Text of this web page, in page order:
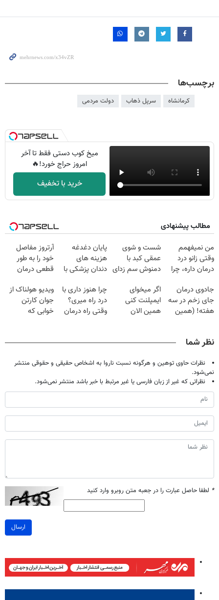
برچسب‌ها
کرمانشاه سرپل ذهاب دولت مردمی
میخ کوب دستی فقط تا آخر
امروز حراج خورد!🔥
خرید با تخفیف
مطالب پیشنهادی
من نمیفهمم
وقتی زانو درد
درمان داره، چرا
تحمل میکنی؟❗
شست و شوی
عمقی کبد با
دمنوش سم زدای
پایان دغدغه
هزینه های
دندان پزشکی با
خانگی
آرتروز مفاصل
خود را به طور
قطعی درمان
◗پرسش‌نامه◖
جادوی درمان
جای زخم در سه
هفته! (همین
اگر میخوای
ایمپلنت کنی
همین الان
تومان!!!
چرا هنوز داری با
درد راه میری؟
وقتی راه درمان
ویدیو هولناک از
جوان کارتن
خوابی که
نظر شما
نظرات حاوی توهین و هرگونه نسبت ناروا به اشخاص حقیقی و حقوقی منتشر
نمی‌شود.
نظراتی که غیر از زبان فارسی یا غیر مرتبط با خبر باشد منتشر نمی‌شود.
* لطفا حاصل عبارت را در جعبه متن روبرو وارد کنید
ارسال